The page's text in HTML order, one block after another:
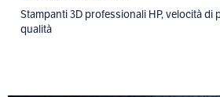
Stampanti 3D professionali HP, velocità di
qualità